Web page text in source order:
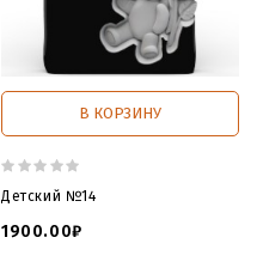
В КОРЗИНУ
Детский №14
1900.00₽